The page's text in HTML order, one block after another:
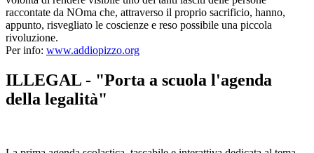
raccontate da NOma che, attraverso il proprio sacrificio, hanno,
appunto, risvegliato le coscienze e reso possibile una piccola
rivoluzione.
Per info: www.addiopizzo.org
ILLEGAL - "Porta a scuola l'agenda
della legalità"